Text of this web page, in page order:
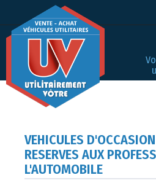
VEHICULES
RESERVES AUX
L'AUTOMOBILE